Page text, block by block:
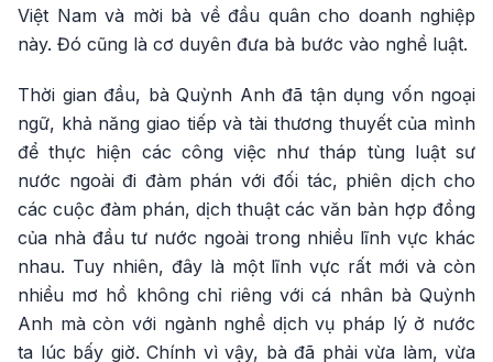
Việt Nam và mời bà về đầu quân cho doanh nghiệp
này. Đó cũng là cơ duyên đưa bà bước vào nghề luật.
Thời gian đầu, bà Quỳnh Anh đã tận dụng vốn ngoại
ngữ, khả năng giao tiếp và tài thương thuyết của mình
để thực hiện các công việc như tháp tùng luật sư
nước ngoài đi đàm phán với đối tác, phiên dịch cho
các cuộc đàm phán, dịch thuật các văn bản hợp đồng
của nhà đầu tư nước ngoài trong nhiều lĩnh vực khác
nhau. Tuy nhiên, đây là một lĩnh vực rất mới và còn
nhiều mơ hồ không chỉ riêng với cá nhân bà Quỳnh
Anh mà còn với ngành nghề dịch vụ pháp lý ở nước
ta lúc bấy giờ. Chính vì vậy, bà đã phải vừa làm, vừa